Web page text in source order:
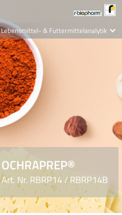
Lebensmittel- & Futtermittelanalytik
Clinical Diagnostics
R-Biopharm AG
Nutrition Care
OCHRAPREP®
Art. Nr. RBRP14 / RBRP14B